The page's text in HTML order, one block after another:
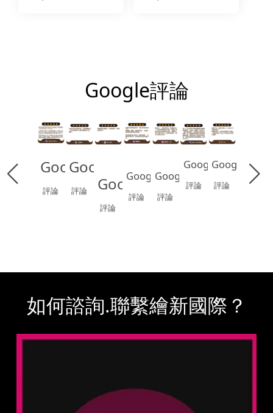
Google評論
Google
評論
Google
評論 Google
評論
Google
評論
Google
評論
Google
評論
Google
評論
如何諮詢.聯繫繪新國際？